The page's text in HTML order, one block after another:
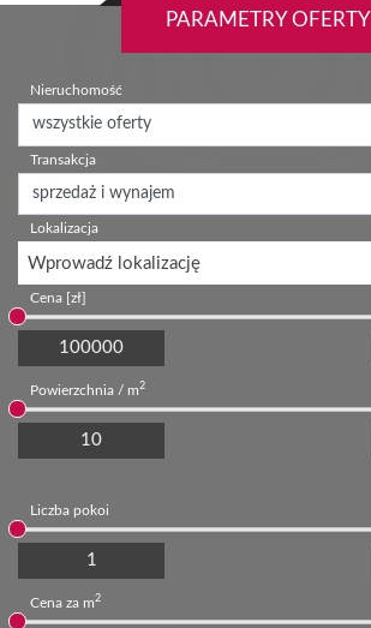
PARAMETRY OFERTY
Nieruchomość
Transakcja
Lokalizacja
Wprowadź lokalizację
Cena [zł]
Powierzchnia / m2
Liczba pokoi
Cena za m2